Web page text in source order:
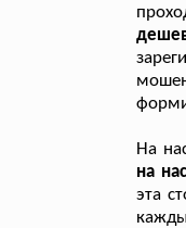
На
на
эта